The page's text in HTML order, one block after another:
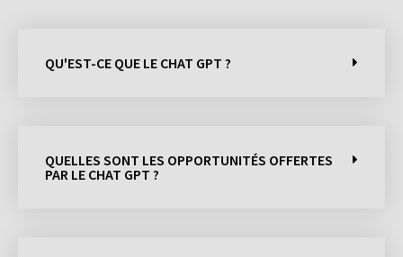
QU'EST-CE QUE LE CHAT GPT ?
QUELLES SONT LES OPPORTUNITÉS OFFERTES
PAR LE CHAT GPT ?